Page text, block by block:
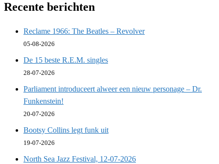
Recente berichten
Reclame 1966: The Beatles – Revolver
05-08-2026
De 15 beste R.E.M. singles
28-07-2026
Parliament introduceert alweer een nieuw personage – Dr.
Funkenstein!
20-07-2026
Bootsy Collins legt funk uit
19-07-2026
North Sea Jazz Festival, 12-07-2026